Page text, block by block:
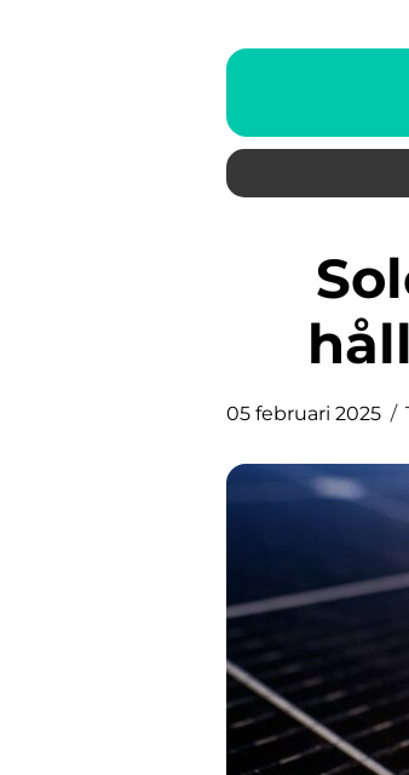
Solcellspark: En väg mot
05 februari 2025